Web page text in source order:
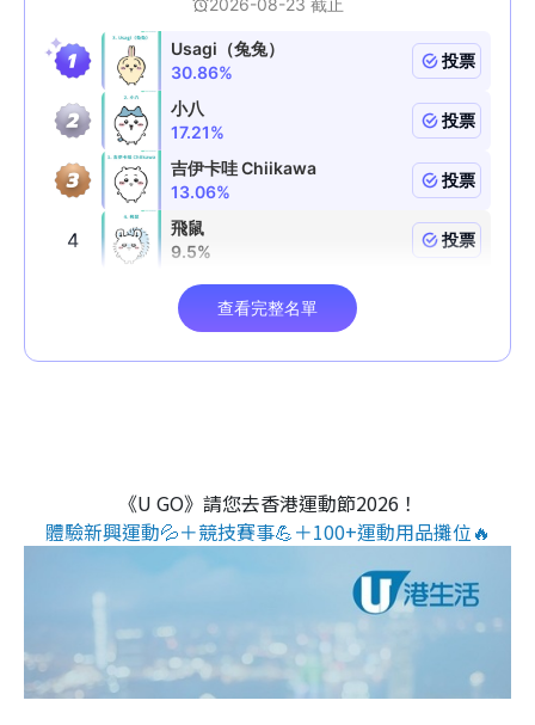
《U GO》請您去香港運動節2026！
體驗新興運動💦＋競技賽事💪＋100+運動用品攤位🔥